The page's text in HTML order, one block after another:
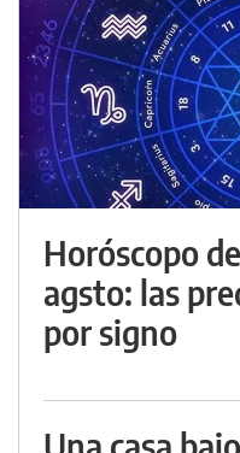
Horóscopo
agsto: las
por signo